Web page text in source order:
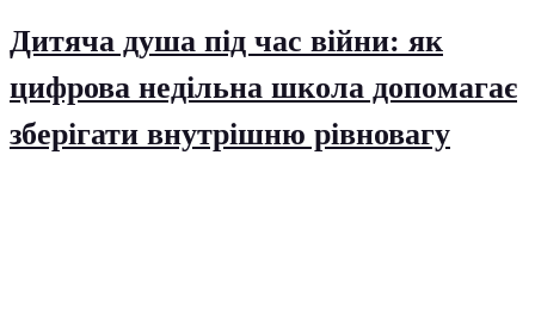
Дитяча душа під час війни: як
цифрова недільна школа допомагає
зберігати внутрішню рівновагу